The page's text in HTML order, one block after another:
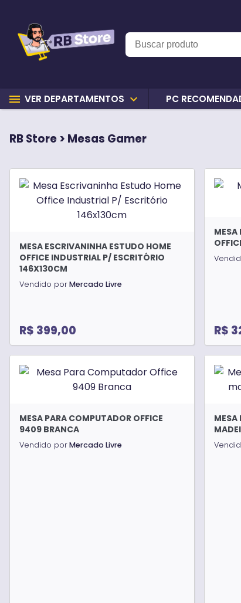
menu VER DEPARTAMENTOS expand_more PC
RB Store > Mesas Gamer
MESA ESCRIVANINHA ESTUDO HOME
OFFICE INDUSTRIAL P/ ESCRITÓRIO
146X130CM
Vendido porMercado Livre
R$ 399,00
MESA
R$
MESA PARA COMPUTADOR OFFICE
9409 BRANCA
Vendido porMercado Livre
MESA